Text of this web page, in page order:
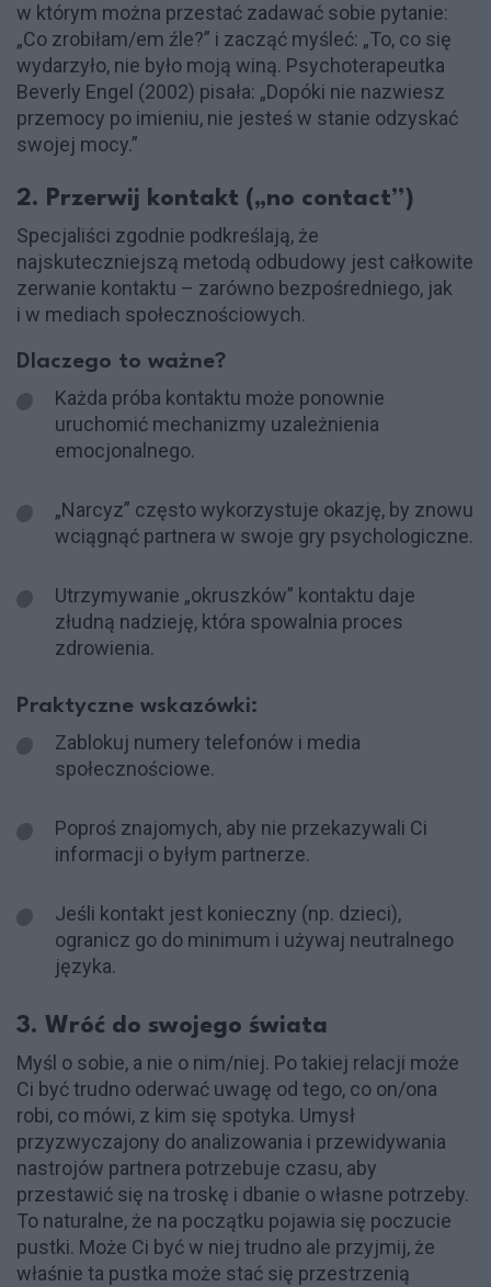
w którym można przestać zadawać sobie pytanie:
„Co zrobiłam/em źle?” i zacząć myśleć: „To, co się
wydarzyło, nie było moją winą. Psychoterapeutka
Beverly Engel (2002) pisała: „Dopóki nie nazwiesz
przemocy po imieniu, nie jesteś w stanie odzyskać
swojej mocy.”
2. Przerwij kontakt („no contact”)
Specjaliści zgodnie podkreślają, że
najskuteczniejszą metodą odbudowy jest całkowite
zerwanie kontaktu – zarówno bezpośredniego, jak
i w mediach społecznościowych.
Dlaczego to ważne?
Każda próba kontaktu może ponownie
uruchomić mechanizmy uzależnienia
emocjonalnego.
„Narcyz” często wykorzystuje okazję, by znowu
wciągnąć partnera w swoje gry psychologiczne.
Utrzymywanie „okruszków” kontaktu daje
złudną nadzieję, która spowalnia proces
zdrowienia.
Praktyczne wskazówki:
Zablokuj numery telefonów i media
społecznościowe.
Poproś znajomych, aby nie przekazywali Ci
informacji o byłym partnerze.
Jeśli kontakt jest konieczny (np. dzieci),
ogranicz go do minimum i używaj neutralnego
języka.
3. Wróć do swojego świata
Myśl o sobie, a nie o nim/niej. Po takiej relacji może
Ci być trudno oderwać uwagę od tego, co on/ona
robi, co mówi, z kim się spotyka. Umysł
przyzwyczajony do analizowania i przewidywania
nastrojów partnera potrzebuje czasu, aby
przestawić się na troskę i dbanie o własne potrzeby.
To naturalne, że na początku pojawia się poczucie
pustki. Może Ci być w niej trudno ale przyjmij, że
właśnie ta pustka może stać się przestrzenią